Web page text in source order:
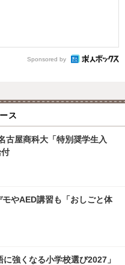
Sponsored by
ス
古屋商科大「特別奨学生入
やAED講習も「おしごと体
強くなる小学校選び2027」